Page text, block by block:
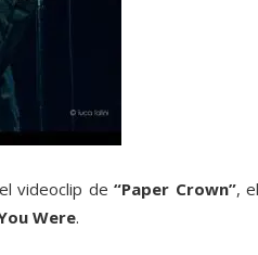
videoclip de“Paper Crown”,
Were.